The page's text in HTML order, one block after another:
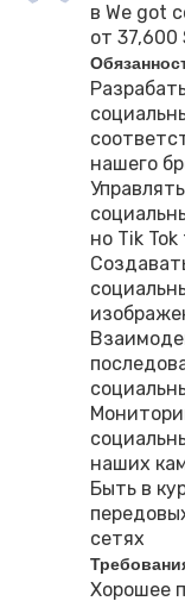
в We got
от 37,600
нашего
но Tik
наших
Быть в
сетях
Хорошее